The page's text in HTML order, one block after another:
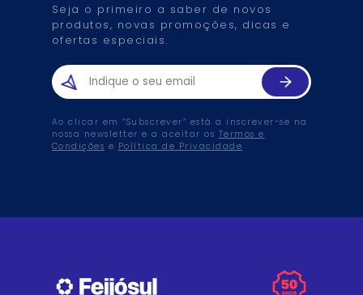
Seja o primeiro a saber de novos
produtos, novas promoções, dicas e
ofertas especiais.
Ao clicar em “Subscrever” está a inscrever-se na
nossa newsletter e a aceitar os Termos e
Condições e Política de Privacidade.